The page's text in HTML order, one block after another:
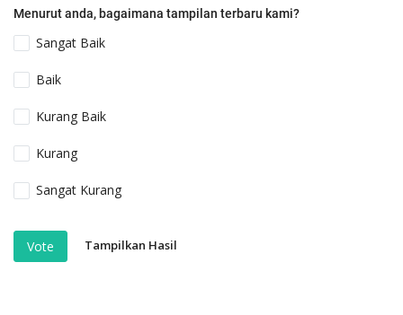
Menurut anda, bagaimana tampilan terbaru kami?
Sangat Baik
Baik
Kurang Baik
Kurang
Sangat Kurang
Vote Tampilkan Hasil